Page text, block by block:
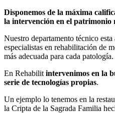
Disponemos de la máxima
la intervención en el patrimonio
Nuestro departamento técnico
especialistas en rehabilitación de
más adecuada para cada patología.
En Rehabilit intervenimos en la
serie de tecnologías propias.
Un ejemplo lo tenemos en la
la Cripta de la Sagrada Familia